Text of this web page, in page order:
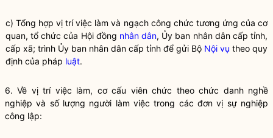
c) Tổng hợp vị trí việc làm và ngạch công chức tương ứng của cơ
quan, tổ chức của Hội đồng nhân dân, Ủy ban nhân dâncấp tỉnh,
cấp xã; trình Ủy ban nhân dân cấp tỉnh để gửi Bộ Nội vụ theo quy
định của pháp luật.
6. Về vị trí việc làm, cơ cấu viên chức theo chức danh nghề
nghiệp và số lượng người làm việc trong các đơn vị sự nghiệp
công lập: